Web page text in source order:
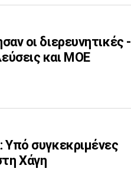
οι διερευνητικές -
και ΜΟΕ
Υπό συγκεκριμένες
Χάγη